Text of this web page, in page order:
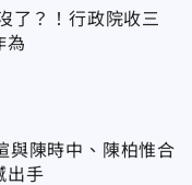
了？！行政院收三
為
與陳時中、陳柏惟合
出手